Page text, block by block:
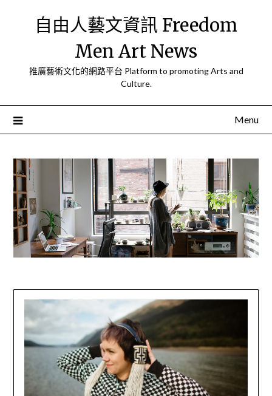
自由人藝文資訊 Freedom
Men Art News
推廣藝術文化的網路平台 Platform to promoting Arts and
Culture.
Menu